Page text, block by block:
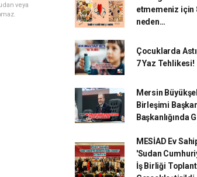
veya
etmemeniz için
neden…
Çocuklarda
7 Yaz Tehlikesi!
Mersin
Birleşimi
Başkanlığında
MESİAD Ev
'Sudan
İş Birliği